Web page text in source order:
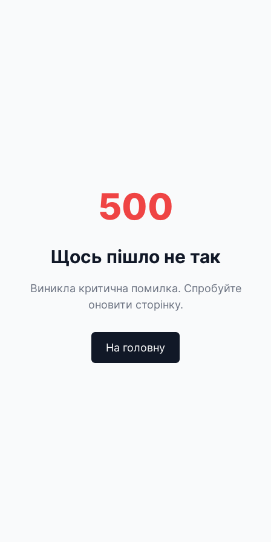
500
Щось пішло не так
Виникла критична помилка. Спробуйте
оновити сторінку.
На головну